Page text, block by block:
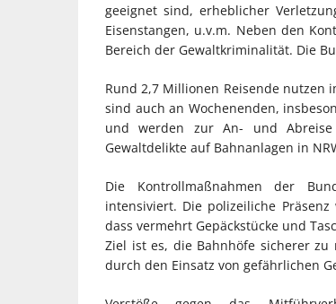
geeignet sind, erheblicher
Eisenstangen, u.v.m. Neben den
Bereich der Gewaltkriminalität. Die
Rund 2,7 Millionen Reisende nutzen
sind auch an Wochenenden,
und werden zur An- und
Gewaltdelikte auf Bahnanlagen in
Die Kontrollmaßnahmen der
intensiviert. Die polizeiliche
dass vermehrt Gepäckstücke und
Ziel ist es, die Bahnhöfe sicherer
durch den Einsatz von gefährlichen